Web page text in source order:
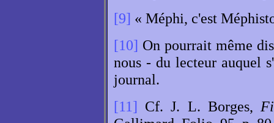
[9] « Méphi, c'est
[10] On pourrait même
nous - du lecteur auquel
journal.
[11] Cf. J. L. Borges,